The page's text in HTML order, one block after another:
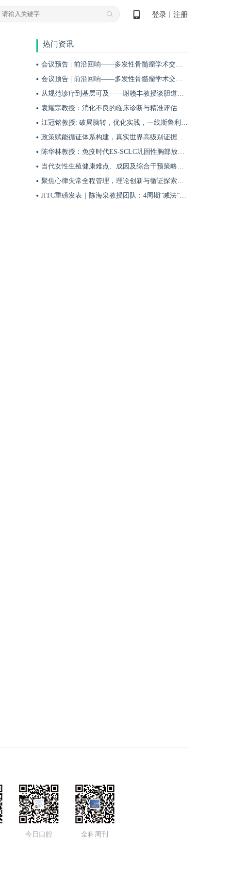
登录 注册
热门资讯
会议预告 | 前沿回响——多发性骨髓瘤学术交流会第十九期即将启幕！
会议预告 | 前沿回响——多发性骨髓瘤学术交流会第十八期即将启幕！
从规范诊疗到基层可及——谢赣丰教授谈胆道肿瘤防治的本土化实践之路
袁耀宗教授：消化不良的临床诊断与精准评估
江冠铭教授: 破局脑转，优化实践，一线斯鲁利单抗联合化疗为小细胞肺癌脑转移患者带来颅内与全身双重获益
政策赋能循证体系构建，真实世界高级别证据夯实斯鲁利单抗一线治疗广泛期小细胞肺癌临床地位
陈华林教授：免疫时代ES-SCLC巩固性胸部放疗再添真实世界循证依据——cTRT可独立改善患者生存获益
当代女性生殖健康难点、成因及综合干预策略——魏晗
聚焦心律失常全程管理，理论创新与循证探索共筑诊疗新格局
JITC重磅发表｜陈海泉教授团队：4周期“减法”方案成功探索可切除肺鳞癌围术期治疗新路径
今日口腔 全科周刊